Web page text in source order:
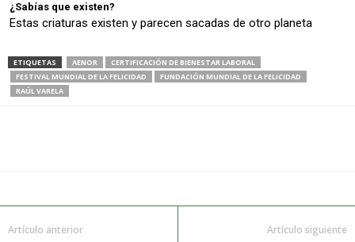
¿Sabías que existen?
Estas criaturas existen y parecen sacadas de otro planeta
ETIQUETAS AENOR
CERTIFICACIÓN DE BIENESTAR LABORAL
FESTIVAL MUNDIAL DE LA FELICIDAD
FUNDACIÓN MUNDIAL DE LA FELICIDAD
RAÚL VARELA
Artículo anterior Artículo siguiente